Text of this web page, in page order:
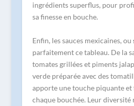
ingrédients superflus, pour
sa finesse en bouche.
Enfin, les sauces mexicaines, ou
parfaitement ce tableau. De la
tomates grillées et piments
verde préparée avec des
apporte une touche piquante et
chaque bouchée. Leur diversité